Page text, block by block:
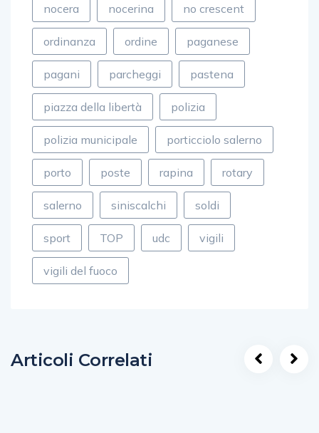
nocera nocerina no crescent
ordinanza ordine paganese
pagani parcheggi pastena
piazza della libertà polizia
polizia municipale porticciolo salerno
porto poste rapina rotary
salerno siniscalchi soldi
sport TOP udc vigili
vigili del fuoco
Articoli Correlati